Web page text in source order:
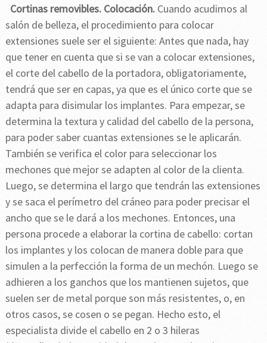
Cortinas removibles. Colocación. Cuando acudimos al
salón de belleza, el procedimiento para colocar
extensiones suele ser el siguiente: Antes que nada, hay
que tener en cuenta que si se van a colocar extensiones,
el corte del cabello de la portadora, obligatoriamente,
tendrá que ser en capas, ya que es el único corte que se
adapta para disimular los implantes. Para empezar, se
determina la textura y calidad del cabello de la persona,
para poder saber cuantas extensiones se le aplicarán.
También se verifica el color para seleccionar los
mechones que mejor se adapten al color de la clienta.
Luego, se determina el largo que tendrán las extensiones
y se saca el perímetro del cráneo para poder precisar el
ancho que se le dará a los mechones. Entonces, una
persona procede a elaborar la cortina de cabello: cortan
los implantes y los colocan de manera doble para que
simulen a la perfección la forma de un mechón. Luego se
adhieren a los ganchos que los mantienen sujetos, que
suelen ser de metal porque son más resistentes, o, en
otros casos, se cosen o se pegan. Hecho esto, el
especialista divide el cabello en 2 o 3 hileras